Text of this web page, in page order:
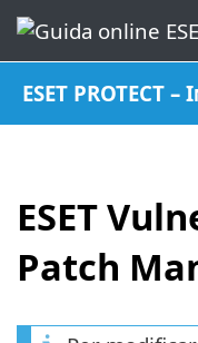
ESET PROTECT –
ESET
Patch